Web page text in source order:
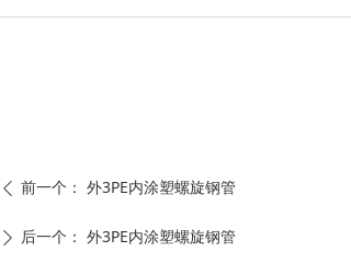
ꄴ 前一个： 外3PE内涂塑螺旋钢管
ꄲ 后一个： 外3PE内涂塑螺旋钢管